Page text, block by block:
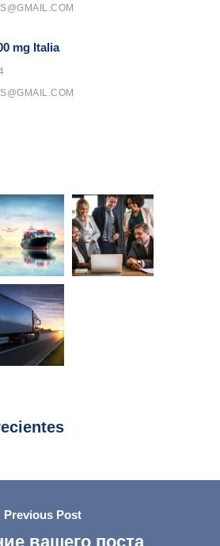
mg Italia
Previous Post
вашего поста